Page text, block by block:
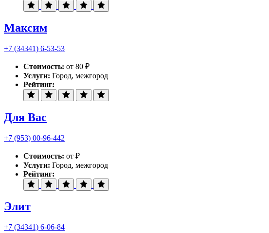
Максим
+7 (34341) 6-53-53
Стоимость: от 80 ₽
Услуги: Город, межгород
Рейтинг:
Для Вас
+7 (953) 00-96-442
Стоимость: от ₽
Услуги: Город, межгород
Рейтинг:
Элит
+7 (34341) 6-06-84